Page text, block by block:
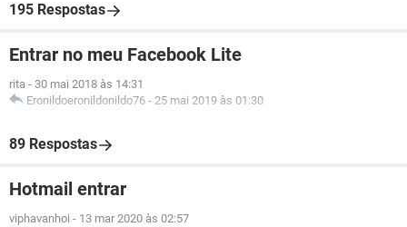
195 Respostas
Entrar no meu Facebook Lite
rita - 30 mai 2018 às 14:31
Eronildoeronildonildo76 - 25 mai 2019 às 01:30
89 Respostas
Hotmail entrar
viphavanhoi - 13 mar 2020 às 02:57